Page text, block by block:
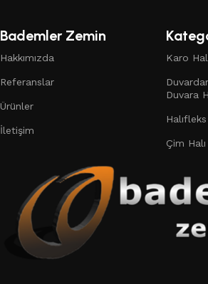
Bademler Zemin
Hakkımızda
Referanslar
Ürünler
İletişim
Karo
Duvara
Halıfleks
Çim Halı